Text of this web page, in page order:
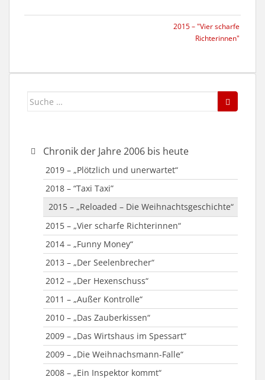
2015 – "Vier scharfe
Richterinnen"
Suche
Chronik der Jahre 2006 bis heute
2019 – „Plötzlich und unerwartet“
2018 – “Taxi Taxi”
2015 – „Reloaded – Die Weihnachtsgeschichte“
2015 – „Vier scharfe Richterinnen“
2014 – „Funny Money“
2013 – „Der Seelenbrecher“
2012 – „Der Hexenschuss“
2011 – „Außer Kontrolle“
2010 – „Das Zauberkissen“
2009 – „Das Wirtshaus im Spessart“
2009 – „Die Weihnachsmann-Falle“
2008 – „Ein Inspektor kommt“